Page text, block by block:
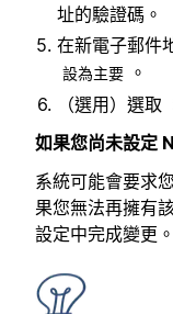
址的驗證碼。
在新電子郵件
設為主要 。
（選用）選取
如果您尚未設定
系統可能會要求
果您無法再擁有
設定中完成變更。